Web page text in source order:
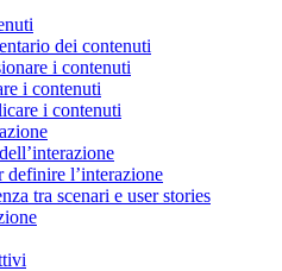
dei contenuti
i contenuti
i contenuti
i contenuti
definire l’interazione
tra scenari e user stories